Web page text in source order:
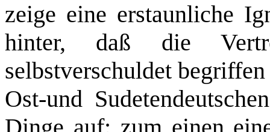
zeige eine erstaun­liche
hinter, daß die
selbstverschuldet
Ost­-und